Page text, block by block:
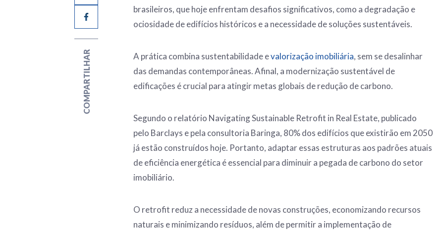
COMPARTILHAR
brasileiros, que hoje enfrentam desafios significativos, como a degradação e
ociosidade de edifícios históricos e a necessidade de soluções sustentáveis.
A prática combina sustentabilidade evalorização imobiliária, sem se desalinhar
das demandas contemporâneas. Afinal, a modernização sustentável de
edificações é crucial para atingir metas globais de redução de carbono.
Segundo o relatório Navigating Sustainable Retrofit in Real Estate, publicado
pelo Barclays e pela consultoria Baringa, 80% dos edifícios que existirão em 2050
já estão construídos hoje. Portanto, adaptar essas estruturas aos padrões atuais
de eficiência energética é essencial para diminuir a pegada de carbono do setor
imobiliário.
O retrofit reduz a necessidade de novas construções, economizando recursos
naturais e minimizando resíduos, além de permitir a implementação de